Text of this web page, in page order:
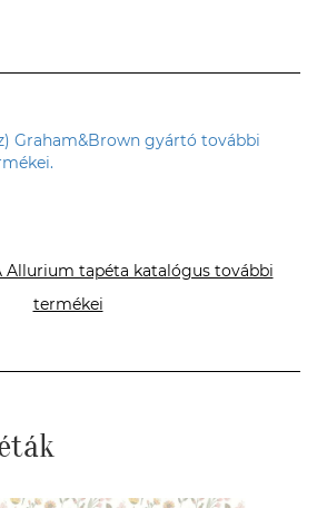
Graham&Brown gyártó további
Allurium tapéta katalógus további
termékei